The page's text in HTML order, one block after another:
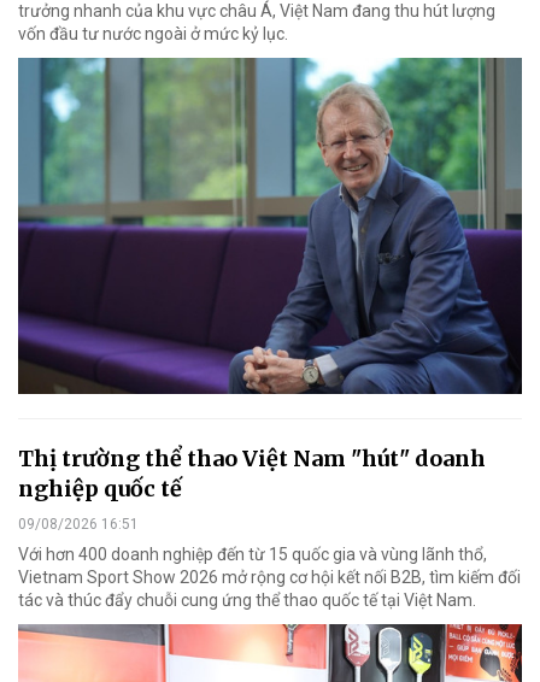
trưởng nhanh của khu vực châu Á, Việt Nam đang thu hút lượng
vốn đầu tư nước ngoài ở mức kỷ lục.
Thị trường thể thao Việt Nam "hút" doanh
nghiệp quốc tế
09/08/2026 16:51
Với hơn 400 doanh nghiệp đến từ 15 quốc gia và vùng lãnh thổ,
Vietnam Sport Show 2026 mở rộng cơ hội kết nối B2B, tìm kiếm đối
tác và thúc đẩy chuỗi cung ứng thể thao quốc tế tại Việt Nam.